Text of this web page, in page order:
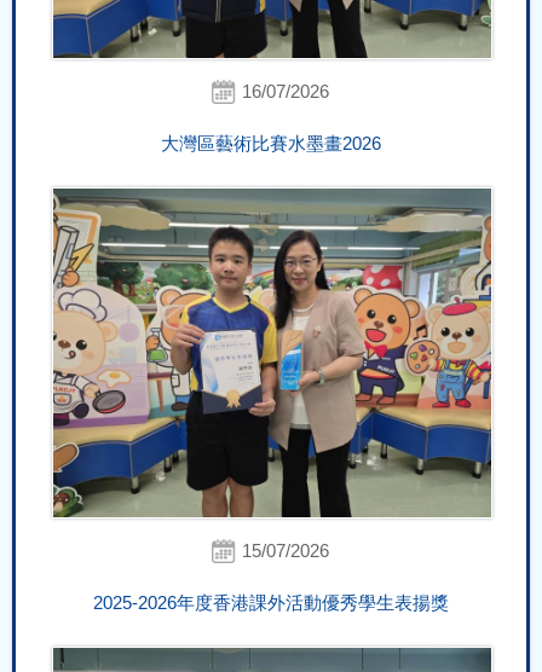
16/07/2026
大灣區藝術比賽水墨畫2026
15/07/2026
2025-2026年度香港課外活動優秀學生表揚獎